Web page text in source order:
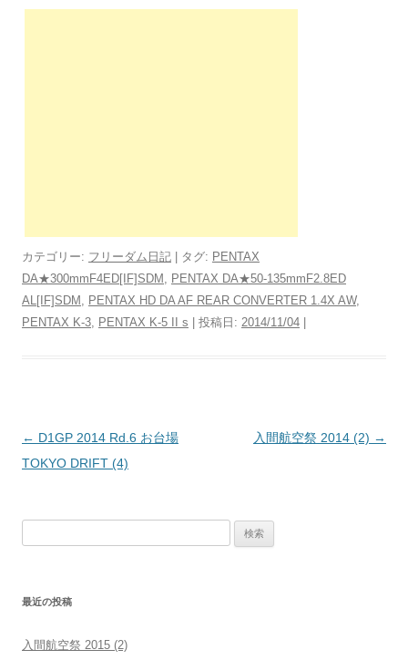
カテゴリー: フリーダム日記 | タグ: PENTAX
DA★300mmF4ED[IF]SDM , PENTAX DA★50-135mmF2.8ED
AL[IF]SDM , PENTAX HD DA AF REAR CONVERTER 1.4X AW,
PENTAX K-3, PENTAX K-5 II s | 投稿日: 2014/11/04
投
稿
ン
← D1GP 2014 Rd.6 お台場
TOKYO DRIFT (4)
入間航空祭 2014 (2) →
最近の投稿
入間航空祭 2015 (2)